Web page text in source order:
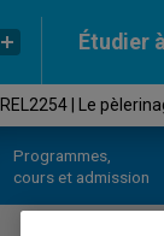
Étudier
| Le
Programmes,
cours et admission